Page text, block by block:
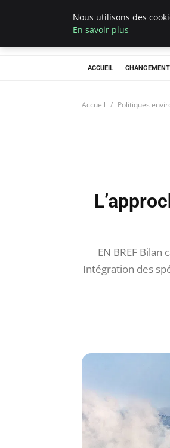
ACCUEIL
Accueil Politiques
EN BREF
Intégration des
Nous utilisons des
En savoir plus